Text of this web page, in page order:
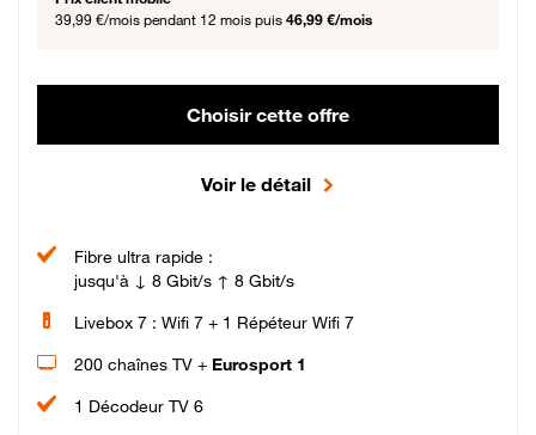
39,99 €/mois pendant 12 mois puis 46,99 €/mois
Choisir cette offre
Voir le détail
Fibre ultra rapide :
jusqu'à ↓ 8 Gbit/s ↑ 8 Gbit/s
Livebox 7 : Wifi 7 + 1 Répéteur Wifi 7
200 chaînes TV + Eurosport 1
1 Décodeur TV 6